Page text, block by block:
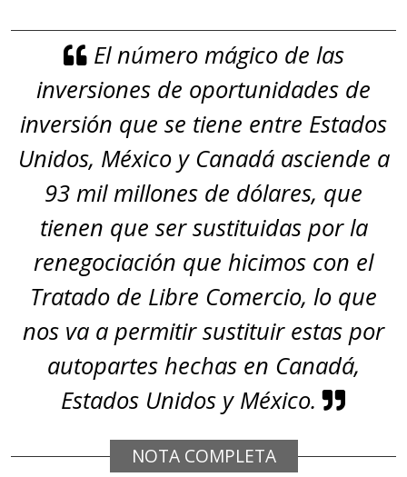
El número mágico de las
inversiones de oportunidades de
inversión que se tiene entre Estados
Unidos, México y Canadá asciende a
93 mil millones de dólares, que
tienen que ser sustituidas por la
renegociación que hicimos con el
Tratado de Libre Comercio, lo que
nos va a permitir sustituir estas por
autopartes hechas en Canadá,
Estados Unidos y México.
NOTA COMPLETA